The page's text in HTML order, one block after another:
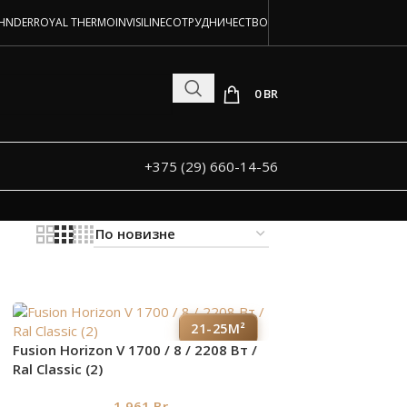
под заказ
ROYAL THERMOINVISILINEСОТРУДНИЧЕСТВО
0BR
+375 (29) 660-14-56
21-25М²
Fusion Horizon V 1700 / 8 / 2208 Вт /
Ral Classic (2)